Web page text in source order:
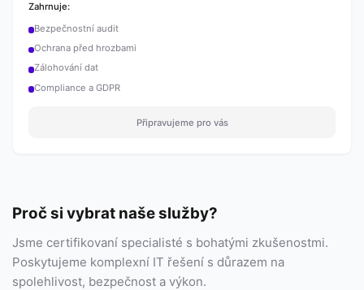
Zahrnuje:
Bezpečnostní audit
Ochrana před hrozbami
Zálohování dat
Compliance a GDPR
Připravujeme pro vás
Proč si vybrat naše služby?
Jsme certifikovaní specialisté s bohatými zkušenostmi.
Poskytujeme komplexní IT řešení s důrazem na
spolehlivost, bezpečnost a výkon.